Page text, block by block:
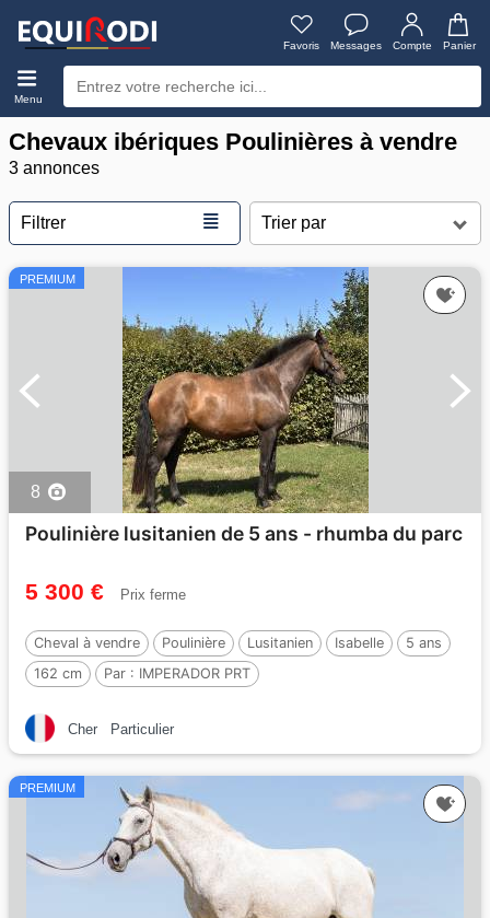
Favoris Messages Compte Panier
Menu
Chevaux ibériques Poulinières à vendre
3 annonces
Filtrer ≣
PREMIUM
8
Poulinière lusitanien de 5 ans - rhumba du parc
5 300 € Prix ferme
Cheval à vendre Poulinière Lusitanien Isabelle
5 ans
162 cm
Par : IMPERADOR PRT
Cher Particulier
PREMIUM